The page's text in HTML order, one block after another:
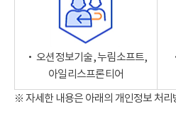
‧ 오션정보기술, 누림소프트,
아일리스프론티어
※ 자세한 내용은 아래의 개인정보 처